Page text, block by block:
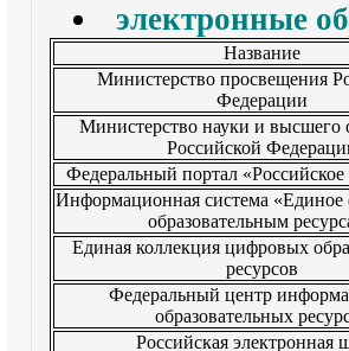
электронные
Название
Министерство просвещения
Федерации
Министерство науки и высшего
Российской
Федеральный портал «Российское
Информационная система «Единое
образовательным
Единая коллекция цифровых
ресурсов
Федеральный центр
образовательных
Российская электронная